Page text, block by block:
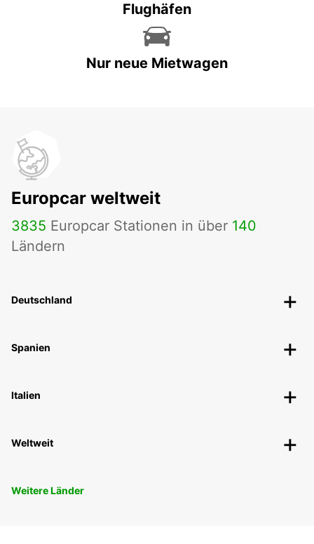
Flughäfen
Nur neue Mietwagen
Europcar weltweit
3835 Europcar Stationen in über 140
Ländern
Deutschland
Spanien
Italien
Weltweit
Weitere Länder